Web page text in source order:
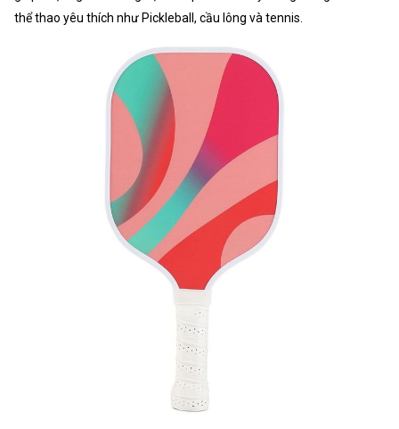
thể thao yêu thích như Pickleball, cầu lông và tennis.